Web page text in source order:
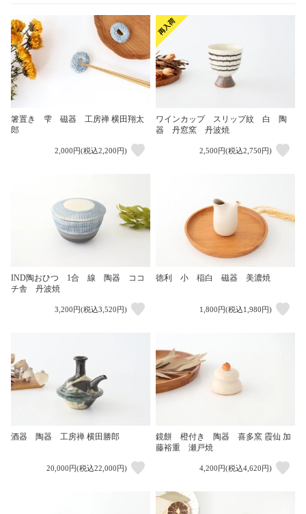
箸置き 雫 磁器 工房禅 横田翔太
郎
2,000円(税込2,200円)
ワインカップ スリップ紋 白 陶
器 丹窓窯 丹波焼
2,500円(税込2,750円)
IND陶おひつ 1合 線 陶器 ココ
チ舎 丹波焼
3,200円(税込3,520円)
徳利 小 稲白 磁器 美濃焼
1,800円(税込1,980円)
酒器 陶器 工房禅 横田勝郎
20,000円(税込22,000円)
鏡餅 橙付き 陶器 喜多窯 霞仙 加
藤裕重 瀬戸焼
4,200円(税込4,620円)